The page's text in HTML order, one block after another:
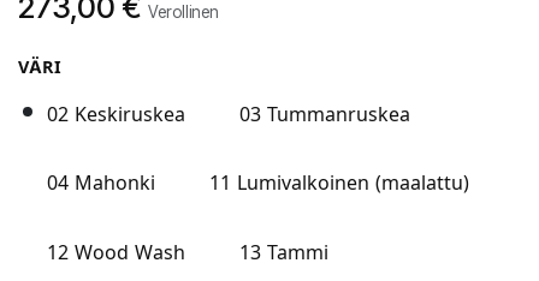
Verollinen
VÄRI
02 Keskiruskea 03 Tummanruskea
04 Mahonki 11 Lumivalkoinen (maalattu)
12 Wood Wash 13 Tammi